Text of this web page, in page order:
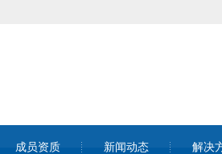
成员资质 新闻动态 解决